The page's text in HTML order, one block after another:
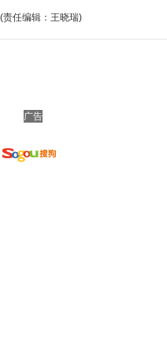
(责任编辑：王晓瑞)
广告